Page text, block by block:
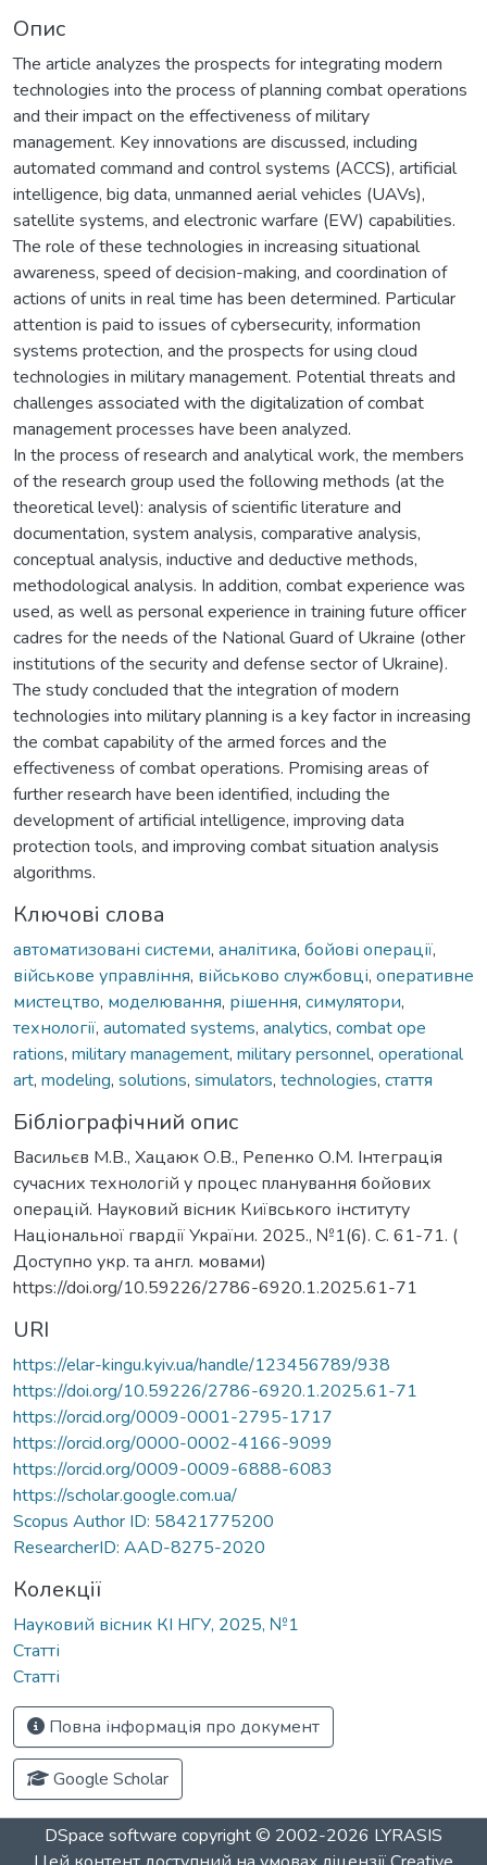
Опис
The article analyzes the prospects for integrating modern
technologies into the process of planning combat operations
and their impact on the effectiveness of military
management. Key innovations are discussed, including
automated command and control systems (ACCS), artificial
intelligence, big data, unmanned aerial vehicles (UAVs),
satellite systems, and electronic warfare (EW) capabilities.
The role of these technologies in increasing situational
awareness, speed of decision-making, and coordination of
actions of units in real time has been determined. Particular
attention is paid to issues of cybersecurity, information
systems protection, and the prospects for using cloud
technologies in military management. Potential threats and
challenges associated with the digitalization of combat
management processes have been analyzed.
In the process of research and analytical work, the members
of the research group used the following methods (at the
theoretical level): analysis of scientific literature and
documentation, system analysis, comparative analysis,
conceptual analysis, inductive and deductive methods,
methodological analysis. In addition, combat experience was
used, as well as personal experience in training future officer
cadres for the needs of the National Guard of Ukraine (other
institutions of the security and defense sector of Ukraine).
The study concluded that the integration of modern
technologies into military planning is a key factor in increasing
the combat capability of the armed forces and the
effectiveness of combat operations. Promising areas of
further research have been identified, including the
development of artificial intelligence, improving data
protection tools, and improving combat situation analysis
algorithms.
Ключові слова
автоматизовані системи, аналітика, бойові операції,
військове управління, військово службовці, оперативне
мистецтво, моделювання, рішення, симулятори,
технології, automated systems, analytics, combat ope
rations, military management, military personnel, operational
art, modeling, solutions, simulators, technologies, стаття
Бібліографічний опис
Васильєв М.В., Хацаюк О.В., Репенко О.М. Інтеграція
сучасних технологій у процес планування бойових
операцій. Науковий вісник Київського інституту
Національної гвардії України. 2025., №1(6). С. 61-71. (
Доступно укр. та англ. мовами)
https://doi.org/10.59226/2786-6920.1.2025.61-71
URI
https://elar-kingu.kyiv.ua/handle/123456789/938
https://doi.org/10.59226/2786-6920.1.2025.61-71
https://orcid.org/0009-0001-2795-1717
https://orcid.org/0000-0002-4166-9099
https://orcid.org/0009-0009-6888-6083
https://scholar.google.com.ua/
Scopus Author ID: 58421775200
ResearcherID: AAD-8275-2020
Колекції
Науковий вісник КІ НГУ, 2025, №1
Статті
Статті
Повна інформація про документ
Google Scholar
DSpace software copyright © 2002-2026 LYRASIS